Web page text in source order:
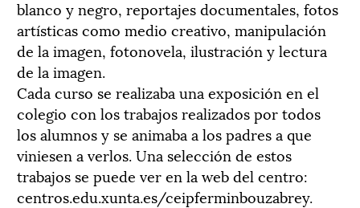
blanco y negro, reportajes documentales, fotos
artísticas como medio creativo, manipulación
de la imagen, fotonovela, ilustración y lectura
de la imagen.
Cada curso se realizaba una exposición en el
colegio con los trabajos realizados por todos
los alumnos y se animaba a los padres a que
viniesen a verlos. Una selección de estos
trabajos se puede ver en la web del centro:
centros.edu.xunta.es/ceipferminbouzabrey.